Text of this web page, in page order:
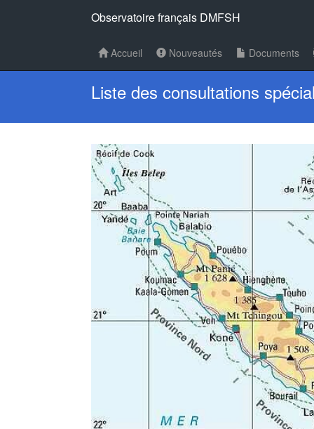
Observatoire français DMFSH
Accueil Nouveautés Documents
Liste des consultations